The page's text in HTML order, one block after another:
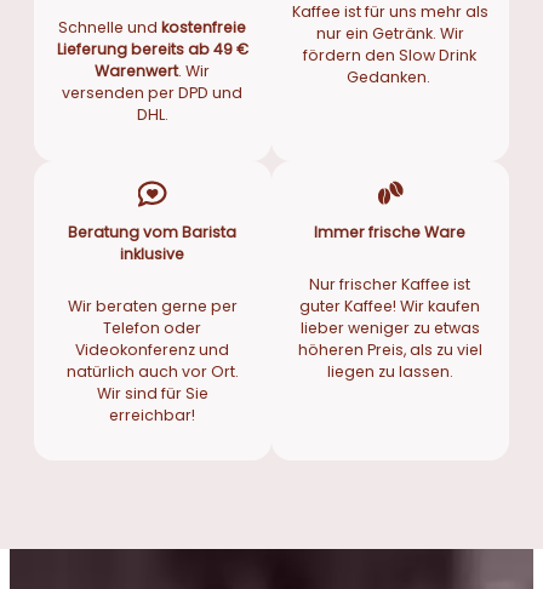
Schnelle undkostenfreie
Lieferung bereits ab 49 €
Warenwert. Wir
versenden per DPD und
DHL.
Kaffee ist für uns mehr als
nur ein Getränk. Wir
fördern den Slow Drink
Gedanken.
Beratung vom Barista
inklusive
Wir beraten gerne per
Telefon oder
Videokonferenz und
natürlich auch vor Ort.
Wir sind für Sie
erreichbar!
Immer frische Ware
Nur frischer Kaffee ist
guter Kaffee! Wir kaufen
lieber weniger zu etwas
höheren Preis, als zu viel
liegen zu lassen.